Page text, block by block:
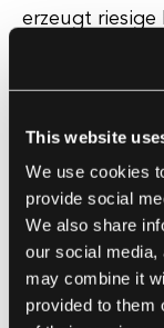
This website
We use cookies
provide social
We also share
our social media,
may combine it
provided to them
erzeugt riesige
Zählern und
in
investieren,
genaue
weitere